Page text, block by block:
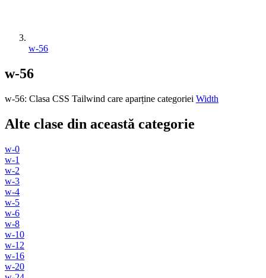
w-56
w-56
w-56: Clasa CSS Tailwind care aparține categoriei Width
Alte clase din această categorie
w-0
w-1
w-2
w-3
w-4
w-5
w-6
w-8
w-10
w-12
w-16
w-20